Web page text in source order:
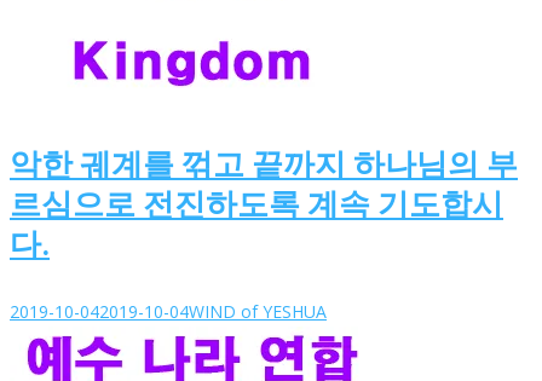
악한 궤계를 꺾고 끝까지 하나님의 부
르심으로 전진하도록 계속 기도합시
다.
2019-10-042019-10-04WIND of YESHUA